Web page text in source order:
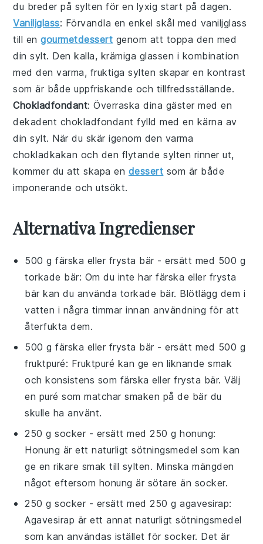
du breder på sylten för en lyxig start på dagen.
Vaniljglass: Förvandla en enkel skål med vaniljglass
till engourmetdessert genom att toppa den med
din sylt. Den kalla, krämiga glassen i kombination
med den varma, fruktiga sylten skapar en kontrast
som är både uppfriskande och tillfredsställande.
Chokladfondant: Överraska dina gäster med en
dekadent chokladfondant fylld med en kärna av
din sylt. När du skär igenom den varma
chokladkakan och den flytande sylten rinner ut,
kommer du att skapa en dessert som är både
imponerande och utsökt.
Alternativa Ingredienser
500 g färska eller frysta bär - ersätt med 500 g
torkade bär: Om du inte har färska eller frysta
bär kan du använda torkade bär. Blötlägg dem i
vatten i några timmar innan användning för att
återfukta dem.
500 g färska eller frysta bär - ersätt med 500 g
fruktpuré: Fruktpuré kan ge en liknande smak
och konsistens som färska eller frysta bär. Välj
en puré som matchar smaken på de bär du
skulle ha använt.
250 g socker - ersätt med250 g honung:
Honung är ett naturligt sötningsmedel som kan
ge en rikare smak till sylten. Minska mängden
något eftersom honung är sötare än socker.
250 g socker - ersätt med250 g agavesirap:
Agavesirap är ett annat naturligt sötningsmedel
som kan användas istället för socker. Det är